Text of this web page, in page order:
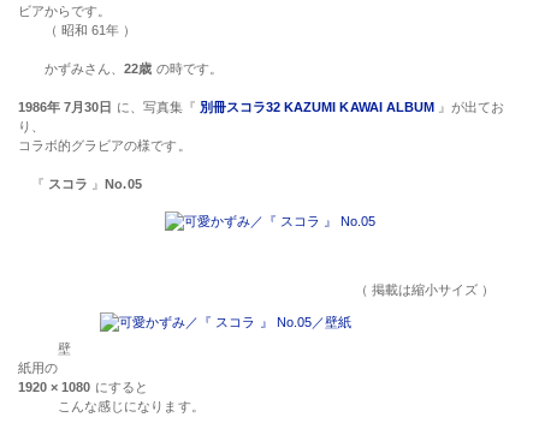
ビアからです。
（ 昭和 61年 ）
かずみさん、22歳 の時です。
1986年 7月30日 に、写真集『 別冊スコラ32 KAZUMI KAWAI ALBUM』が出てお
り、
コラボ的グラビアの様です。
『 スコラ 』No.05
（ 掲載は縮小サイズ ）
壁
紙用の
1920 × 1080 にすると
こんな感じになります。